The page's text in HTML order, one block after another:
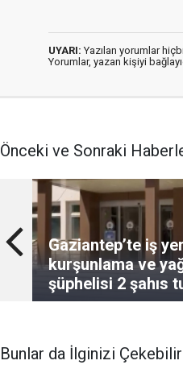
UYARI: Yazılan yorumlar
Yorumlar, yazan kişiyi
Önceki ve Sonraki
Gaziantep’te iş
kurşunlama ve
şüphelisi 2 şahıs
Bunlar da İlginizi Çekebilir